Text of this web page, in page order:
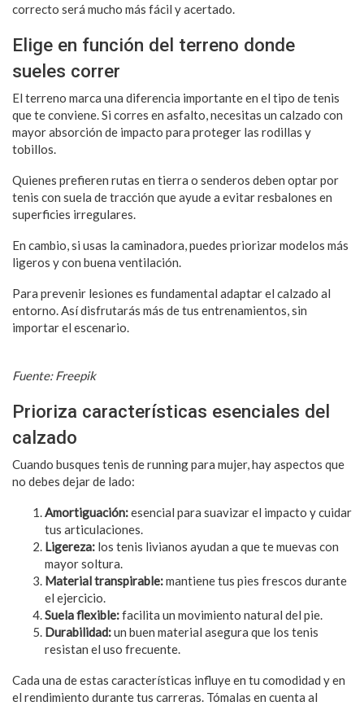
correcto será mucho más fácil y acertado.
Elige en función del terreno donde
sueles correr
El terreno marca una diferencia importante en el tipo de tenis
que te conviene. Si corres en asfalto, necesitas un calzado con
mayor absorción de impacto para proteger las rodillas y
tobillos.
Quienes prefieren rutas en tierra o senderos deben optar por
tenis con suela de tracción que ayude a evitar resbalones en
superficies irregulares.
En cambio, si usas la caminadora, puedes priorizar modelos más
ligeros y con buena ventilación.
Para prevenir lesiones es fundamental adaptar el calzado al
entorno. Así disfrutarás más de tus entrenamientos, sin
importar el escenario.
Fuente: Freepik
Prioriza características esenciales del
calzado
Cuando busques tenis de running para mujer, hay aspectos que
no debes dejar de lado:
Amortiguación:esencial para suavizar el impacto y cuidar
tus articulaciones.
Ligereza: los tenis livianos ayudan a que te muevas con
mayor soltura.
Material transpirable:mantiene tus pies frescos durante
el ejercicio.
Suela flexible:facilita un movimiento natural del pie.
Durabilidad:un buen material asegura que los tenis
resistan el uso frecuente.
Cada una de estas características influye en tu comodidad y en
el rendimiento durante tus carreras. Tómalas en cuenta al